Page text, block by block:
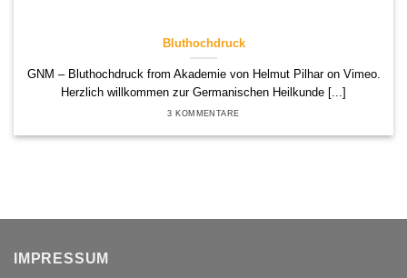
Bluthochdruck
GNM – Bluthochdruck from Akademie von Helmut Pilhar on Vimeo.
Herzlich willkommen zur Germanischen Heilkunde [...]
3 KOMMENTARE
IMPRESSUM